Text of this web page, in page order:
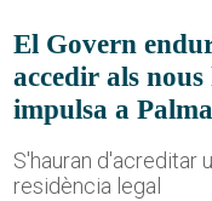
El Govern
accedir als
impulsa a Palma
S'hauran d'acreditar
residència legal